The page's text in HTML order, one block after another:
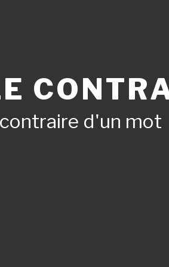
d'un mot